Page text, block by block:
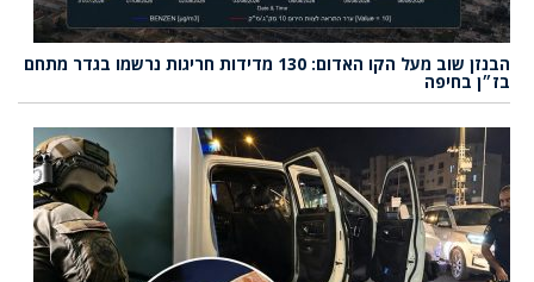
הבנזן שוב מעל הקו האדום: 130 מדידות חריגות נרשמו בגדר מתחם
בז״ן בחיפה